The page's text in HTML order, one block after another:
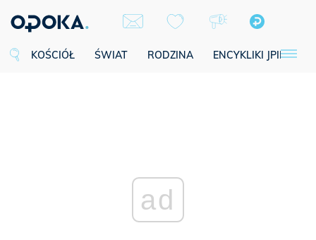
KOŚCIÓŁ ŚWIAT RODZINA ENCYKLIKI JPII
ad